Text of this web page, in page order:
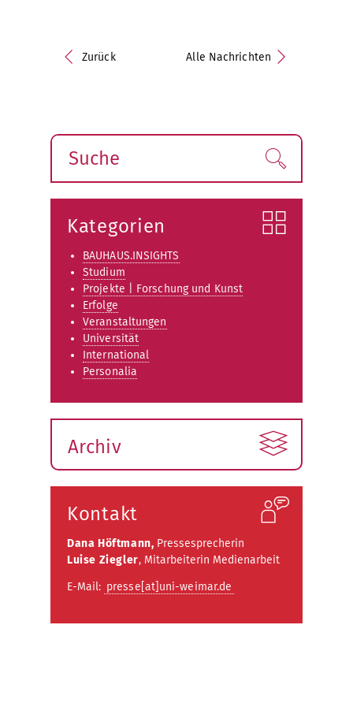
Zurück Alle Nachrichten
Suche Finden!
Kategorien
BAUHAUS.INSIGHTS
Studium
Projekte | Forschung und Kunst
Erfolge
Veranstaltungen
Universität
International
Personalia
Archiv
Kontakt
Dana Höftmann, Pressesprecherin
Luise Ziegler, Mitarbeiterin Medienarbeit
E-Mail: presse[at]uni-weimar.de